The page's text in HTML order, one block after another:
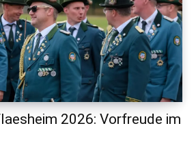
2026: Vorfreude im